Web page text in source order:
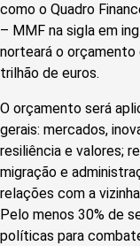
como o Quadro
– MMF na sigla em
norteará o orçamento
trilhão de euros.
O orçamento será
gerais: mercados,
resiliência e valores;
migração e
relações com a
Pelo menos 30% de
políticas para